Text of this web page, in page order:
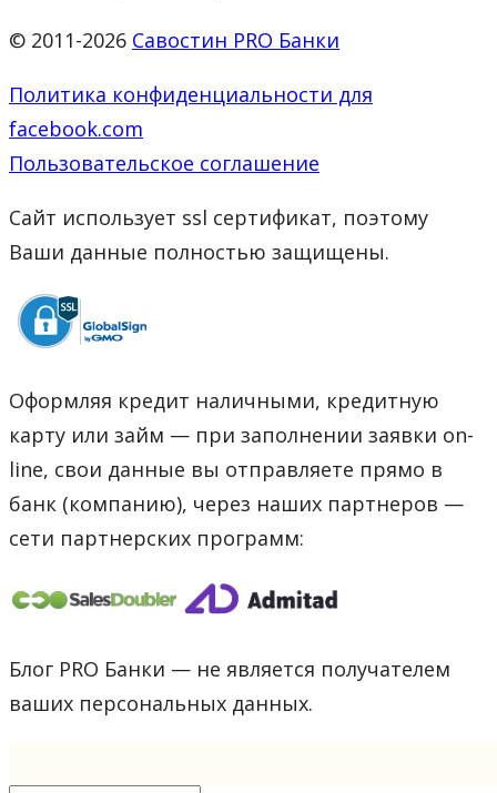
© 2011-2026 Савостин PRO Банки
Политика конфиденциальности для
facebook.com
Пользовательское соглашение
Сайт использует ssl сертификат, поэтому
Ваши данные полностью защищены.
Оформляя кредит наличными, кредитную
карту или займ — при заполнении заявки on-
line, свои данные вы отправляете прямо в
банк (компанию), через наших партнеров —
сети партнерских программ:
Блог PRO Банки — не является получателем
ваших персональных данных.